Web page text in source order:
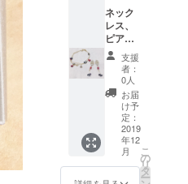
ずご記
載くだ
さい。
(作品の
内容に
よっ
て、展
示が難
しい等
の場合
はご相
談の連
絡をさ
せてい
ネック
レス、
ピア
ス、イ
ヤリン
グ、指
輪、の
アクセ
サリー
アイテ
ムか
ら、お
ひとつ
をお選
支援
者：
0人
お届
け予
定：
2019
年12
月
こ
の
リ
タ
ー